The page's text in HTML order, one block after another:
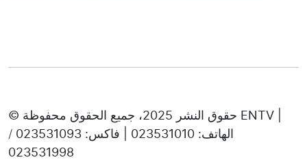
© حقوق النشر 2025، جميع الحقوق محفوظة ENTV |
الهاتف: 023531010 | فاكس: 023531093 /
023531998